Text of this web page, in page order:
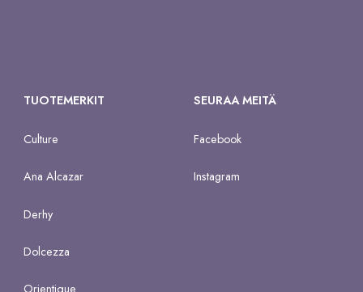
TUOTEMERKIT
Culture
Ana Alcazar
Derhy
Dolcezza
Orientique
SEURAA MEITÄ
Facebook
Instagram